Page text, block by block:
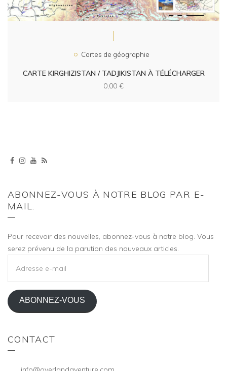
Cartes de géographie
CARTE KIRGHIZISTAN / TADJIKISTAN À TÉLÉCHARGER
0,00 €
ABONNEZ-VOUS À NOTRE BLOG PAR E-
MAIL.
Pour recevoir des nouvelles, abonnez-vous à notre blog. Vous
serez prévenu de la parution des nouveaux articles.
MAIL
ABONNEZ-VOUS
CONTACT